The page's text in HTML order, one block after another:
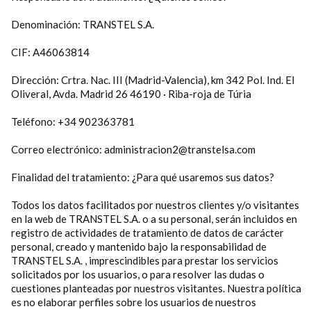
Denominación: TRANSTEL S.A.
CIF: A46063814
Dirección: Crtra. Nac. III (Madrid-Valencia), km 342 Pol. Ind. El
Oliveral, Avda. Madrid 26 46190 · Riba-roja de Túria
Teléfono: +34 902363781
Correo electrónico: administracion2@transtelsa.com
Finalidad del tratamiento: ¿Para qué usaremos sus datos?
Todos los datos facilitados por nuestros clientes y/o visitantes
en la web de TRANSTEL S.A. o a su personal, serán incluidos en
registro de actividades de tratamiento de datos de carácter
personal, creado y mantenido bajo la responsabilidad de
TRANSTEL S.A. , imprescindibles para prestar los servicios
solicitados por los usuarios, o para resolver las dudas o
cuestiones planteadas por nuestros visitantes. Nuestra política
es no elaborar perfiles sobre los usuarios de nuestros